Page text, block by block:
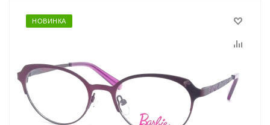
НОВИНКА